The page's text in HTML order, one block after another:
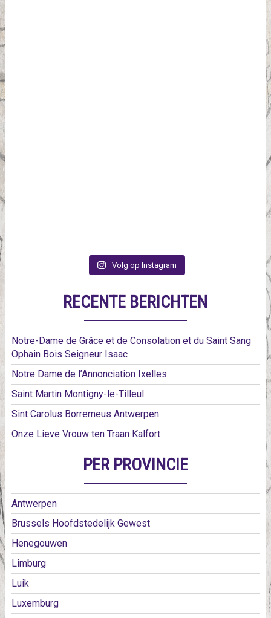
Volg op Instagram
RECENTE BERICHTEN
Notre-Dame de Grâce et de Consolation et du Saint Sang
Ophain Bois Seigneur Isaac
Notre Dame de l’Annonciation Ixelles
Saint Martin Montigny-le-Tilleul
Sint Carolus Borremeus Antwerpen
Onze Lieve Vrouw ten Traan Kalfort
PER PROVINCIE
Antwerpen
Brussels Hoofdstedelijk Gewest
Henegouwen
Limburg
Luik
Luxemburg